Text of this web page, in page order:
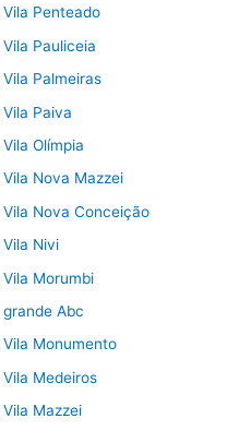
Penteado
Pauliceia
Palmeiras
Paiva
Olímpia
Nova Mazzei
Nova Conceição
Nivi
Morumbi
Abc
Monumento
Medeiros
Mazzei